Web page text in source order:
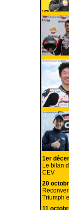
1er
Le bilan
CEV
20
Triumph
11